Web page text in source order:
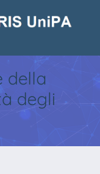
della
degli